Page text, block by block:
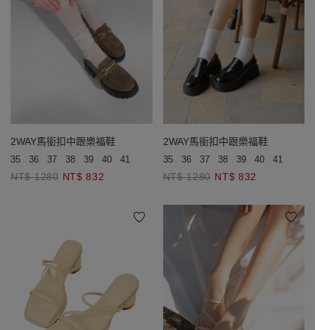
2WAY馬銜扣中跟樂福鞋
35 36 37 38 39 40 41
NT$ 1280 NT$ 832
2WAY馬銜扣中跟樂福鞋
35 36 37 38 39 40 41
NT$ 1280 NT$ 832